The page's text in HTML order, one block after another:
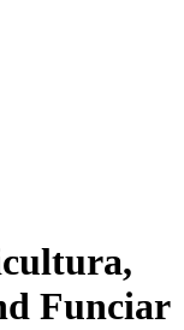
Funciar